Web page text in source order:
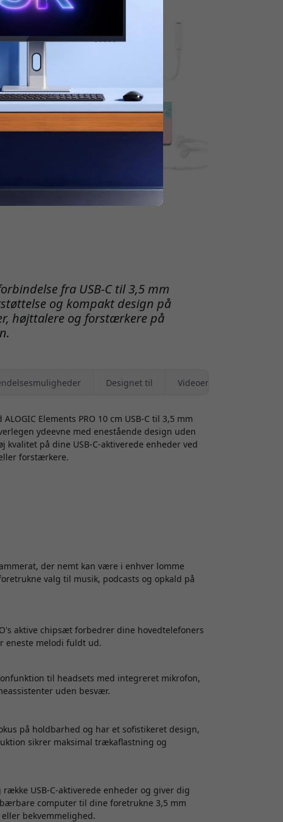
fra USB-C til 3,5 mm
og kompakt design på
højttalere og forstærkere på
Designet til Videoer
Elements PRO 10 cm USB-C til 3,5 mm
ydeevne med enestående design uden
på dine USB-C-aktiverede enheder ved
forstærkere.
der nemt kan være i enhver lomme
valg til musik, podcasts og opkald på
aktive chipsæt forbedrer dine hovedtelefoners
eneste melodi fuldt ud.
til headsets med integreret mikrofon,
uden besvær.
på holdbarhed og har et sofistikeret design,
sikrer maksimal trækaflastning og
USB-C-aktiverede enheder og giver dig
computer til dine foretrukne 3,5 mm
bekvemmelighed.